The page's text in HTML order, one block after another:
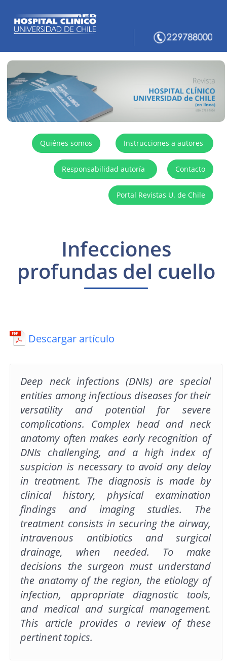
Quiénes somos Instrucciones a autores
Responsabilidad autoría Contacto
Portal Revistas U. de Chile
Infecciones
profundas del cuello
Descargar artículo
Deep neck infections (DNIs) are special
entities among infectious diseases for their
versatility and potential for severe
complications. Complex head and neck
anatomy often makes early recognition of
DNIs challenging, and a high index of
suspicion is necessary to avoid any delay
in treatment. The diagnosis is made by
clinical history, physical examination
findings and imaging studies. The
treatment consists in securing the airway,
intravenous antibiotics and surgical
drainage, when needed. To make
decisions the surgeon must understand
the anatomy of the region, the etiology of
infection, appropriate diagnostic tools,
and medical and surgical management.
This article provides a review of these
pertinent topics.